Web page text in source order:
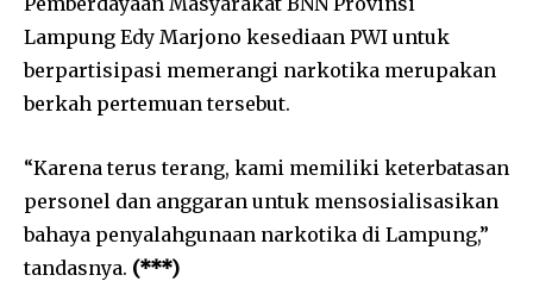
Lampung Edy Marjono kesediaan PWI untuk
berpartisipasi memerangi narkotika merupakan
berkah pertemuan tersebut.
“Karena terus terang, kami memiliki keterbatasan
personel dan anggaran untuk mensosialisasikan
bahaya penyalahgunaan narkotika di Lampung,”
tandasnya. (***)